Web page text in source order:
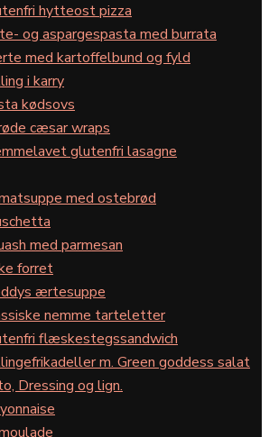
hytteost pizza
og aspargespasta med burrata
med kartoffelbund og fyld
i karry
kødsovs
cæsar wraps
glutenfri lasagne
med ostebrød
med parmesan
forret
ærtesuppe
nemme tarteletter
flæskestegssandwich
m. Green goddess salat
Dressing og lign.